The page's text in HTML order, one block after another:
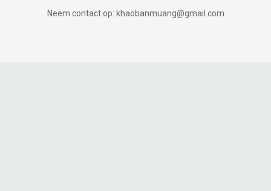
Neem contact op: khaobanmuang@gmail.com